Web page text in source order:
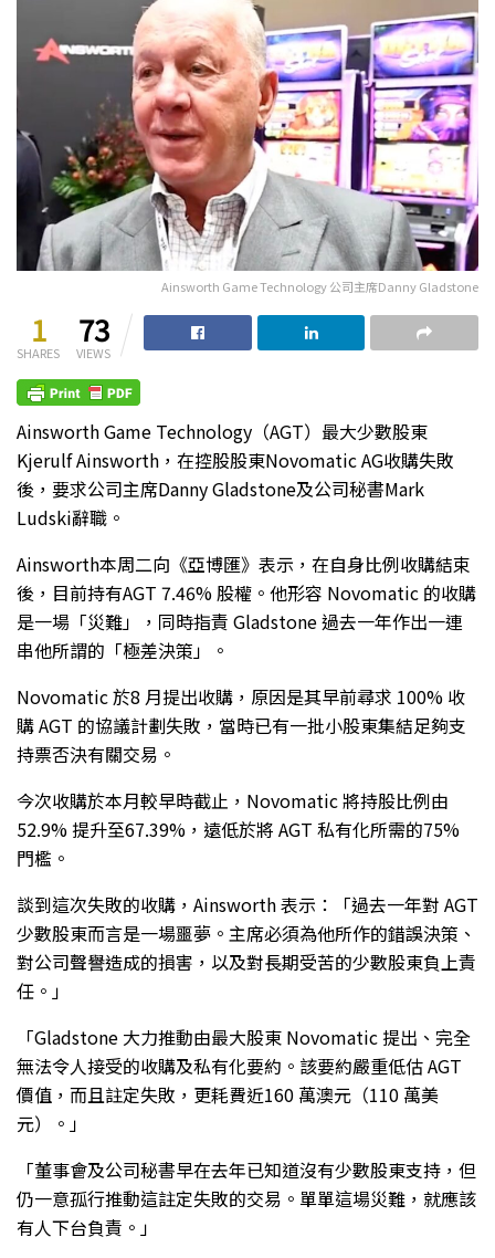
Ainsworth Game Technology 公司主席Danny Gladstone
1
SHARES
73
VIEWS
Ainsworth Game Technology（AGT）最大少數股東
Kjerulf Ainsworth，在控股股東Novomatic AG收購失敗
後，要求公司主席Danny Gladstone及公司秘書Mark
Ludski辭職。
Ainsworth本周二向《亞博匯》表示，在自身比例收購結束
後，目前持有AGT 7.46% 股權。他形容 Novomatic 的收購
是一場「災難」，同時指責 Gladstone 過去一年作出一連
串他所謂的「極差決策」。
Novomatic 於8 月提出收購，原因是其早前尋求 100% 收
購 AGT 的協議計劃失敗，當時已有一批小股東集結足夠支
持票否決有關交易。
今次收購於本月較早時截止，Novomatic 將持股比例由
52.9% 提升至67.39%，遠低於將 AGT 私有化所需的75%
門檻。
談到這次失敗的收購，Ainsworth 表示：「過去一年對 AGT
少數股東而言是一場噩夢。主席必須為他所作的錯誤決策、
對公司聲譽造成的損害，以及對長期受苦的少數股東負上責
任。」
「Gladstone 大力推動由最大股東 Novomatic 提出、完全
無法令人接受的收購及私有化要約。該要約嚴重低估 AGT
價值，而且註定失敗，更耗費近160 萬澳元（110 萬美
元）。」
「董事會及公司秘書早在去年已知道沒有少數股東支持，但
仍一意孤行推動這註定失敗的交易。單單這場災難，就應該
有人下台負責。」